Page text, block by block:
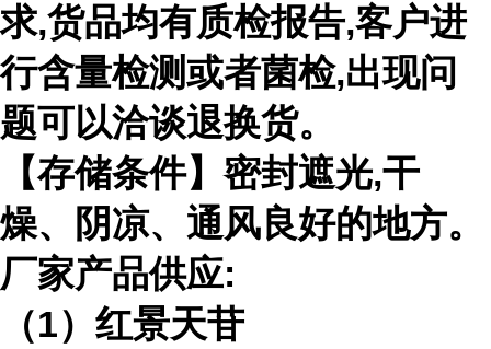
求,货品均有质检报告,客户进
行含量检测或者菌检,出现问
题可以洽谈退换货。
【存储条件】密封遮光,干
燥、阴凉、通风良好的地方。
厂家产品供应:
（1）红景天苷